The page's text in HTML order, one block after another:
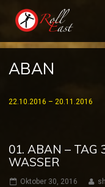
ABAN
22.10.2016 – 20.11.2016
01. ABAN – TAG
WASSER
Oktober 30, 2016